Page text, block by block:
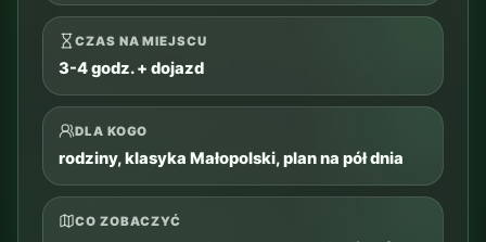
dłuższy pobyt 4-5+ nocy, krajobrazy, górski
dzień
CO ZOBACZYĆ
Krupówki, widoki na Tatry, opcjonalnie
Gubałówka